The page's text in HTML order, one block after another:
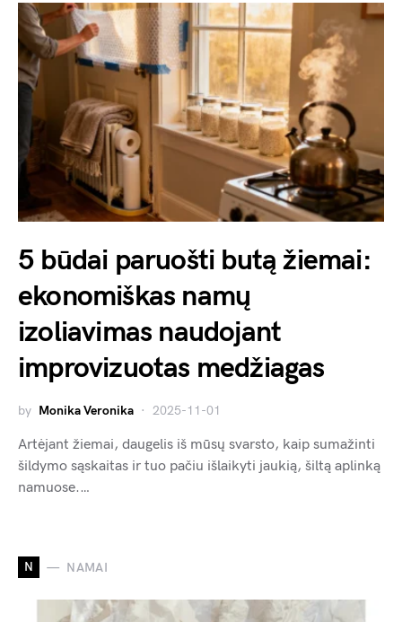
5 būdai paruošti butą žiemai:
ekonomiškas namų
izoliavimas naudojant
improvizuotas medžiagas
by Monika Veronika 2025-11-01
Artėjant žiemai, daugelis iš mūsų svarsto, kaip sumažinti
šildymo sąskaitas ir tuo pačiu išlaikyti jaukią, šiltą aplinką
namuose.…
N NAMAI